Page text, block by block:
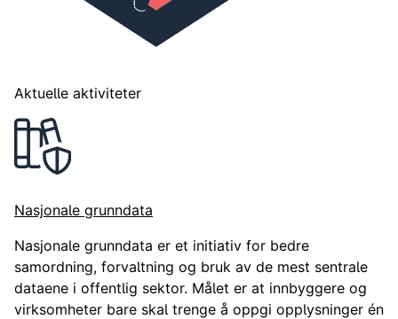
Deling av data er verdifullt både for samfunnet,
Aktuelle aktiviteter
Nasjonale grunndata
Nasjonale grunndata er et initiativ for bedre
samordning, forvaltning og bruk av de mest sentrale
dataene i offentlig sektor. Målet er at innbyggere og
virksomheter bare skal trenge å oppgi opplysninger én